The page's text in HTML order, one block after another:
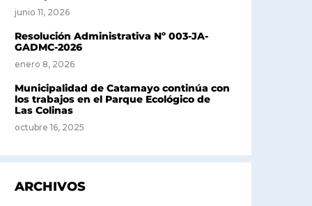
junio 11, 2026
Resolución Administrativa Nº 003-JA-
GADMC-2026
enero 8, 2026
Municipalidad de Catamayo continúa con
los trabajos en el Parque Ecológico de
Las Colinas
octubre 16, 2025
ARCHIVOS